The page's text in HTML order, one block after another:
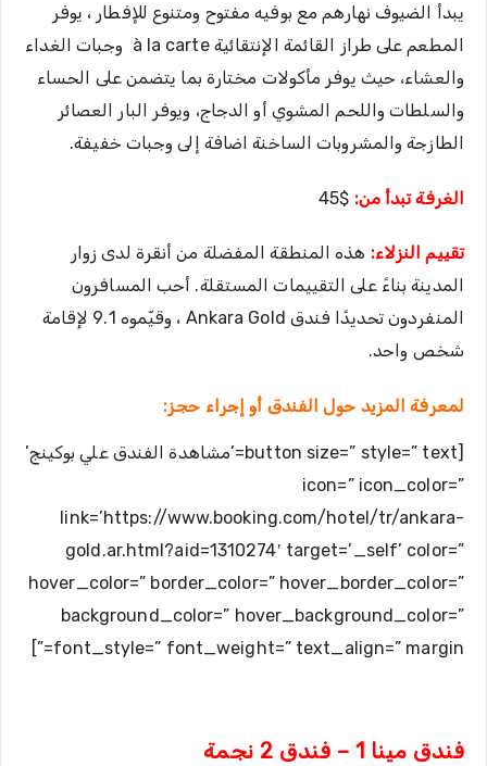
يبدأ الضيوف نهارهم مع بوفيه مفتوح ومتنوع للإفطار ، يوفر
المطعم على طراز القائمة الإنتقائية à la carte وجبات الغداء
والعشاء، حيث يوفر مأكولات مختارة بما يتضمن على الحساء
والسلطات واللحم المشوي أو الدجاج، ويوفر البار العصائر
الطازجة والمشروبات الساخنة اضافة إلى وجبات خفيفة.
الغرفة تبدأ من: $45
تقييم النزلاء: هذه المنطقة المفضلة من أنقرة لدى زوار
المدينة بناءً على التقييمات المستقلة. أحب المسافرون
المنفردون تحديدًا فندق Ankara Gold ، وقيّموه 9.1 لإقامة
شخص واحد.
لمعرفة المزيد حول الفندق أو إجراء حجز:
[button size=” style=” text=’مشاهدة الفندق علي بوكينج’
icon=” icon_color=”
link=’https://www.booking.com/hotel/tr/ankara-
gold.ar.html?aid=1310274′ target=’_self’ color=”
hover_color=” border_color=” hover_border_color=”
background_color=” hover_background_color=”
font_style=” font_weight=” text_align=” margin=”]
فندق مينا 1 – فندق 2 نجمة